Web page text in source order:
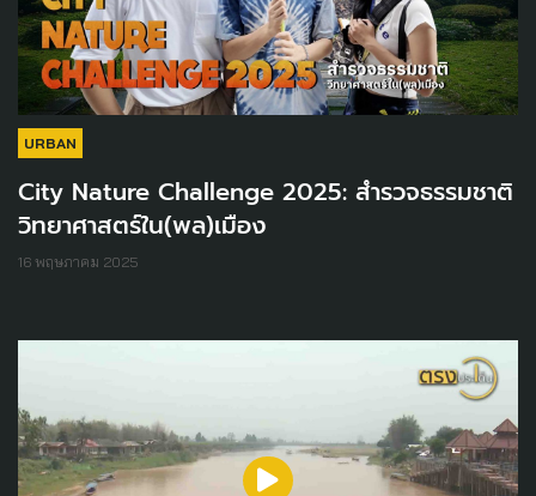
URBAN
City Nature Challenge 2025: สำรวจธรรมชาติ
วิทยาศาสตร์ใน(พล)เมือง
16 พฤษภาคม 2025